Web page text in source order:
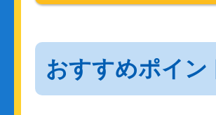
おすすめポイン